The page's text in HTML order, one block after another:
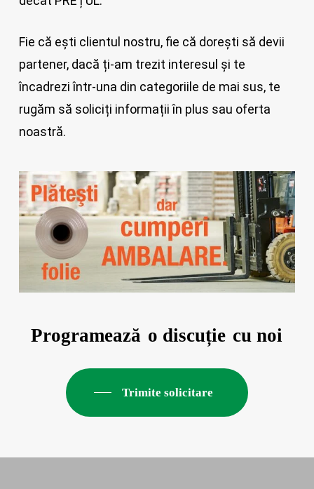
Fie că ești clientul nostru, fie că dorești să devii
partener, dacă ți-am trezit interesul și te
încadrezi într-una din categoriile de mai sus, te
rugăm să soliciți informații în plus sau oferta
noastră.
Programează o discuție cu noi
Trimite solicitare